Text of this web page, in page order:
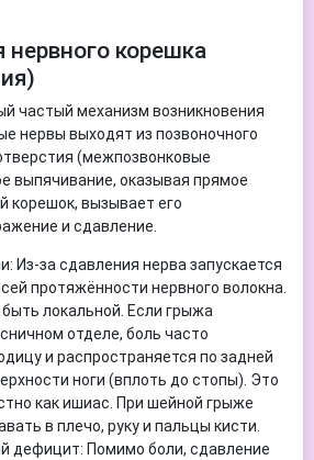
нервного корешка
частый механизм возникновения
нервы выходят из позвоночного
(межпозвонковые
выпячивание, оказывая прямое
корешок, вызывает его
и сдавление.
Из-за сдавления нерва запускается
протяжённости нервного волокна.
локальной. Если грыжа
отделе, боль часто
и распространяется по задней
ноги (вплоть до стопы). Это
как ишиас. При шейной грыже
в плечо, руку и пальцы кисти.
дефицит: Помимо боли, сдавление